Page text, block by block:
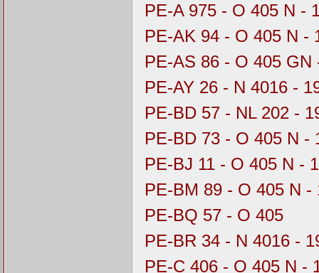
PE-A 975 - O 405 N -
PE-AK 94 - O 405 N -
PE-AS 86 - O 405 GN
PE-AY 26 - N 4016 -
PE-BD 57 - NL 202 -
PE-BD 73 - O 405 N -
PE-BJ 11 - O 405 N -
PE-BM 89 - O 405 N -
PE-BQ 57 - O 405
PE-BR 34 - N 4016 -
PE-C 406 - O 405 N -